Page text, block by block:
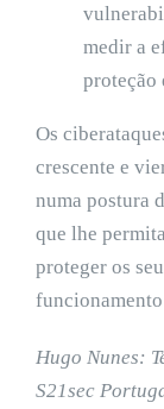
medir a
proteção
Os
crescente e
numa postura
que lhe
proteger os
Hugo Nunes:
S21sec